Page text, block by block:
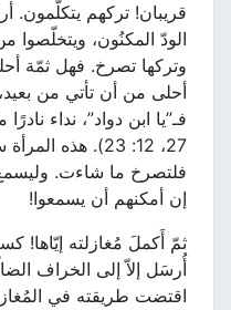
قريبان! تركهم يتكلّمون.
الودّ المكنُون، ويتخلّصوا
وتركها تصرخ. فهل ثمّة
أحلى من أن تأتي من بعيد،
27، 12: 23). هذه
فلتصرخ ما شاءت. وليسمع
إن أمكنهم أن يسمعوا!
ثمّ أَكملَ مُغازلته إيّاها!
أُرسَل إلاّ إلى الخراف
اقتضت طريقته في